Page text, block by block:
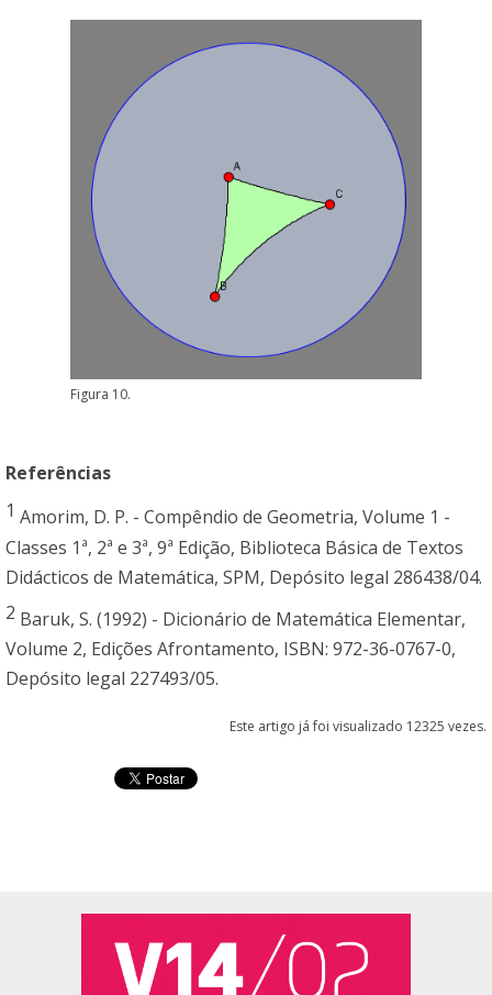
Figura 10.
Referências
1 Amorim, D. P. - Compêndio de Geometria, Volume 1 -
Classes 1ª, 2ª e 3ª, 9ª Edição, Biblioteca Básica de Textos
Didácticos de Matemática, SPM, Depósito legal 286438/04.
2 Baruk, S. (1992) - Dicionário de Matemática Elementar,
Volume 2, Edições Afrontamento, ISBN: 972-36-0767-0,
Depósito legal 227493/05.
Este artigo já foi visualizado 12325 vezes.